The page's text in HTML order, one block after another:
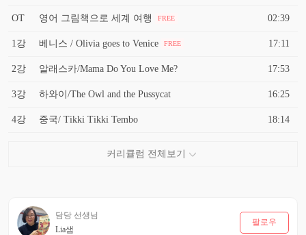
OT 영어 그림책으로 세계 여행 FREE 02:39
1강 베니스 / Olivia goes to Venice FREE 17:11
2강 알래스카/Mama Do You Love Me? 17:53
3강 하와이/The Owl and the Pussycat 16:25
4강 중국/ Tikki Tikki Tembo 18:14
담당 선생님
Lia샘
팔로우